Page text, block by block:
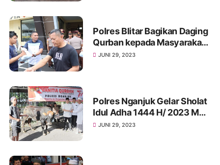
Polres Blitar Bagikan Daging
Qurban kepada Masyarakat
Sekitar yang Membutuhkan
JUNI 29, 2023
Polres Nganjuk Gelar Sholat
Idul Adha 1444 H/ 2023 M
dan Bagikan Daging Kurban
JUNI 29, 2023